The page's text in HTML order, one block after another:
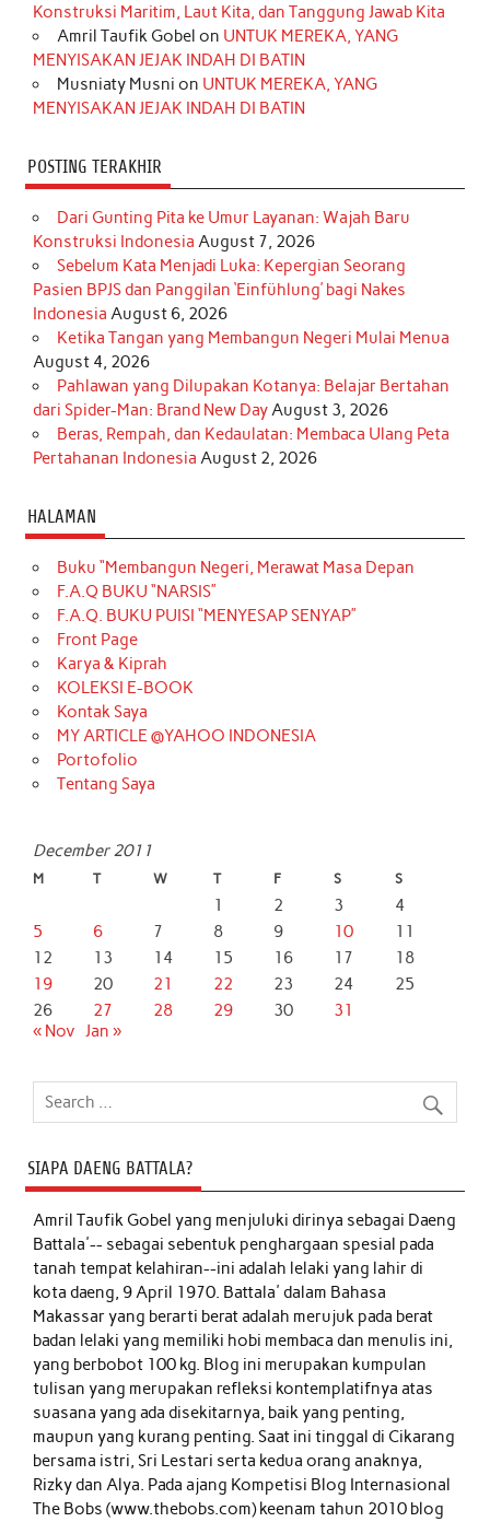
k
a
m
s
t
n
Konstruksi Maritim, Laut Kita, dan Tanggung Jawab Kita
Amril Taufik Gobel on UNTUK MEREKA, YANG
MENYISAKAN JEJAK INDAH DI BATIN
Musniaty Musni on UNTUK MEREKA, YANG
MENYISAKAN JEJAK INDAH DI BATIN
POSTING TERAKHIR
Dari Gunting Pita ke Umur Layanan: Wajah Baru
Konstruksi Indonesia August 7, 2026
Sebelum Kata Menjadi Luka: Kepergian Seorang
Pasien BPJS dan Panggilan ‘Einfühlung’ bagi Nakes
Indonesia August 6, 2026
Ketika Tangan yang Membangun Negeri Mulai Menua
August 4, 2026
Pahlawan yang Dilupakan Kotanya: Belajar Bertahan
dari Spider-Man: Brand New DayAugust 3, 2026
Beras, Rempah, dan Kedaulatan: Membaca Ulang Peta
Pertahanan Indonesia August 2, 2026
HALAMAN
Buku “Membangun Negeri, Merawat Masa Depan
F.A.Q BUKU “NARSIS”
F.A.Q. BUKU PUISI “MENYESAP SENYAP”
Front Page
Karya & Kiprah
KOLEKSI E-BOOK
Kontak Saya
MY ARTICLE @YAHOO INDONESIA
Portofolio
Tentang Saya
December 2011
M T W T F S S
1 2 3
4
5
6 7 8 9 10
11
12
13 14 15 16 17
18
19
20 21 22 23 24
25
26
27 28 29 30
31
« Nov Jan »
SIAPA DAENG BATTALA?
Amril Taufik Gobelyang menjuluki dirinya sebagai Daeng
Battala'-- sebagai sebentuk penghargaan spesial pada
tanah tempat kelahiran--ini adalah lelaki yang lahir di
kota daeng, 9 April 1970. Battala' dalam Bahasa
Makassar yang berarti berat adalah merujuk pada berat
badan lelaki yang memiliki hobi membaca dan menulis ini,
yang berbobot 100 kg. Blog ini merupakan kumpulan
tulisan yang merupakan refleksi kontemplatifnya atas
suasana yang ada disekitarnya, baik yang penting,
maupun yang kurang penting. Saat ini tinggal di Cikarang
bersama istri, Sri Lestari serta kedua orang anaknya,
Rizky dan Alya. Pada ajang Kompetisi Blog Internasional
The Bobs (www.thebobs.com) keenam tahun 2010 blog